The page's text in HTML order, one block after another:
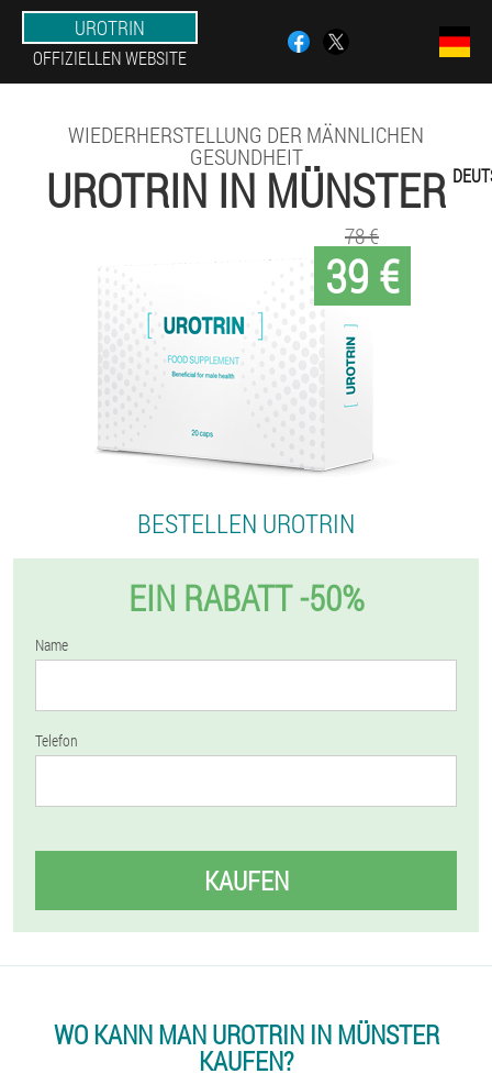
UROTRIN
OFFIZIELLEN WEBSITE
WIEDERHERSTELLUNG DER MÄNNLICHEN
GESUNDHEIT
UROTRIN IN MÜNSTER
39 €
78 €
BESTELLEN UROTRIN
EIN RABATT -50%
Name
Telefon
KAUFEN
WO KANN MAN UROTRIN IN MÜNSTER
KAUFEN?